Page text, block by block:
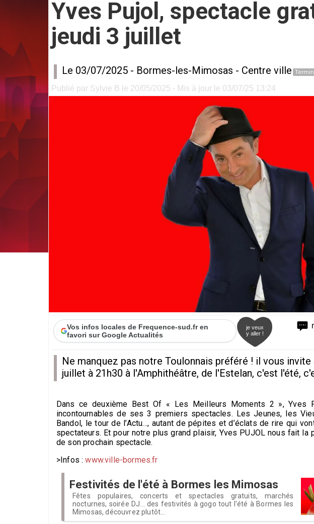
Yves Pujol, spectacle
jeudi 3 juillet
Le 03/07/2025 - Bormes-les-Mimosas - Centre ville
Publié par Sylvie B le 20/05/2025 - Mis à jour le 03/07/25 13:24
Vos infos locales de Frequence-sud.fr en
favori sur Google Actualités
je veux
y aller !
Ne manquez pas notre Toulonnais préféré ! il vous invite
juillet à 21h30 à l'Amphithéâtre, de l'Estelan, c'est l'été,
Dans ce deuxième Best Of « Les Meilleurs Moments 2 », Yves
incontournables de ses 3 premiers spectacles. Les Jeunes, les
Bandol, le tour de l’Actu…, autant de pépites et d’éclats de rire qui
spectateurs. Et pour notre plus grand plaisir, Yves PUJOL nous fait la
de son prochain spectacle.
>Infos :www.ville-bormes.fr
Festivités de l'été à Bormes les Mimosas
Fêtes populaires, concerts et spectacles gratuits, marchés
nocturnes, soirée DJ... des festivités à gogo tout l'été à Bormes les
Mimosas, découvrez plutôt...